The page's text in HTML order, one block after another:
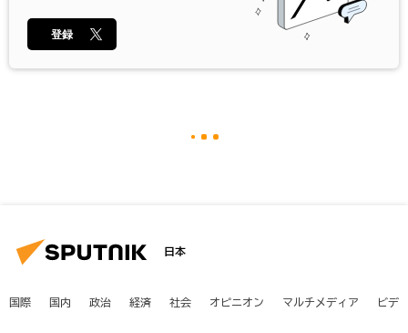
登録
日本
国際 国内 政治 経済 社会 オピニオン マルチメディア ビデ